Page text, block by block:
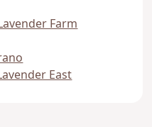
Farm
East